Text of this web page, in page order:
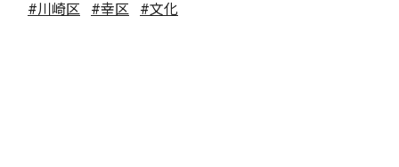
#川崎区 #幸区 #文化